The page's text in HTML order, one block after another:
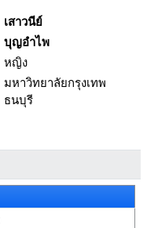
เสาวนีย์
บุญอำไพ
หญิง
มหาวิทยาลัยกรุงเทพ
ธนบุรี